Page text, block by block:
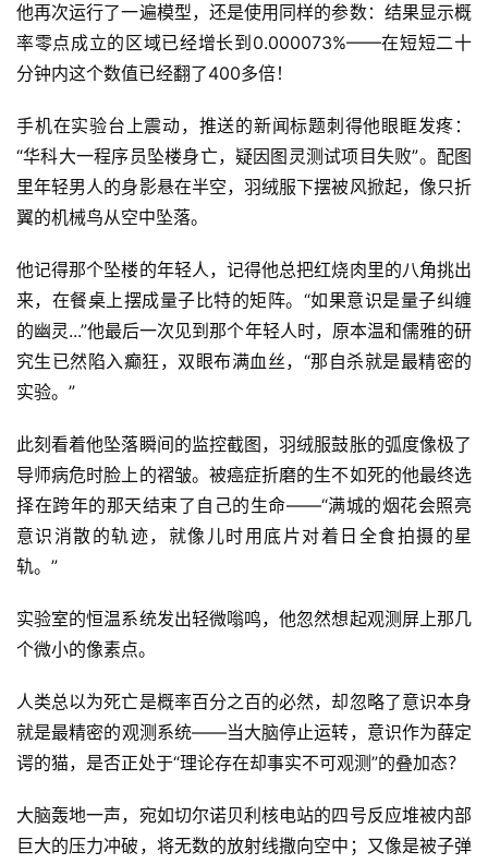
他再次运行了一遍模型，还是使用同样的参数：结果显示概
率零点成立的区域已经增长到0.000073%——在短短二十
分钟内这个数值已经翻了400多倍！
手机在实验台上震动，推送的新闻标题刺得他眼眶发疼：
“华科大一程序员坠楼身亡，疑因图灵测试项目失败”。配图
里年轻男人的身影悬在半空，羽绒服下摆被风掀起，像只折
翼的机械鸟从空中坠落。
他记得那个坠楼的年轻人，记得他总把红烧肉里的八角挑出
来，在餐桌上摆成量子比特的矩阵。“如果意识是量子纠缠
的幽灵...”他最后一次见到那个年轻人时，原本温和儒雅的研
究生已然陷入癫狂，双眼布满血丝，“那自杀就是最精密的
实验。”
此刻看着他坠落瞬间的监控截图，羽绒服鼓胀的弧度像极了
导师病危时脸上的褶皱。被癌症折磨的生不如死的他最终选
择在跨年的那天结束了自己的生命——“满城的烟花会照亮
意识消散的轨迹，就像儿时用底片对着日全食拍摄的星
轨。”
实验室的恒温系统发出轻微嗡鸣，他忽然想起观测屏上那几
个微小的像素点。
人类总以为死亡是概率百分之百的必然，却忽略了意识本身
就是最精密的观测系统——当大脑停止运转，意识作为薛定
谔的猫，是否正处于“理论存在却事实不可观测”的叠加态？
大脑轰地一声，宛如切尔诺贝利核电站的四号反应堆被内部
巨大的压力冲破，将无数的放射线撒向空中；又像是被子弹